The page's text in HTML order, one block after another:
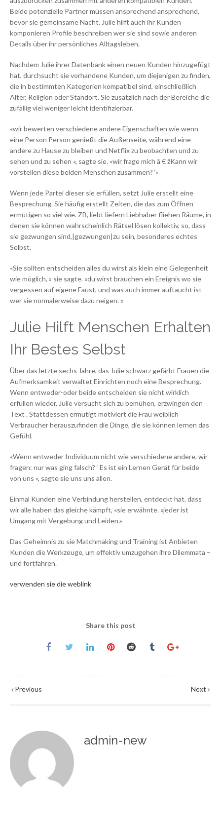
Beide potenzielle Partner müssen ansprechend ansprechend,
bevor sie gemeinsame Nacht. Julie hilft auch ihr Kunden
komponieren Profile beschreiben wer sie sind sowie anderen
Details über ihr persönliches Alltagsleben.
Nachdem Julie ihrer Datenbank einen neuen Kunden hinzugefügt
hat, durchsucht sie vorhandene Kunden, um diejenigen zu finden,
die in bestimmten Kategorien kompatibel sind, einschließlich
Alter, Religion oder Standort. Sie zusätzlich nach der Bereiche die
zufällig viel weniger leicht identifizierbar.
«wir bewerten verschiedene andere Eigenschaften wie wenn
eine Person Person genießt die Außenseite, während eine
andere zu Hause zu bleiben und Netflix zu beobachten und zu
sehen und zu sehen «, sagte sie. «wir frage mich â € žKann wir
vorstellen diese beiden Menschen zusammen? ‘»
Wenn jede Partei dieser sie erfüllen, setzt Julie erstellt eine
Besprechung. Sie häufig erstellt Zeiten, die das zum Öffnen
ermutigen so viel wie. ZB, liebt liefern Liebhaber fliehen Räume, in
denen sie können wahrscheinlich Rätsel lösen kollektiv, so, dass
sie gezwungen sind,|gezwungen|zu sein, besonderes echtes
Selbst.
«Sie sollten entscheiden alles du wirst als klein eine Gelegenheit
wie möglich, » sie sagte. «du wirst brauchen ein Ereignis wo sie
vergessen auf eigene Faust, und was auch immer auftaucht ist
wer sie normalerweise dazu neigen. «
Julie Hilft Menschen Erhalten
Ihr Bestes Selbst
Über das letzte sechs Jahre, das Julie schwarz gefärbt Frauen die
Aufmerksamkeit verwaltet Einrichten noch eine Besprechung.
Wenn entweder-oder beide entscheiden sie nicht wirklich
erfüllen wieder, Julie versucht sich zu bemühen, erzwingen den
Text . Stattdessen ermutigt motiviert die Frau weiblich
Verbraucher herauszufinden die Dinge, die sie können lernen das
Gefühl.
«Wenn entweder Individuum nicht wie verschiedene andere, wir
fragen: nur was ging falsch? ‘ Es ist ein Lernen Gerät für beide
von uns «, sagte sie uns uns allen.
Einmal Kunden eine Verbindung herstellen, entdeckt hat, dass
wir alle haben das gleiche kämpft, «sie erwähnte. «jeder ist
Umgang mit Vergebung und Leiden.»
Das Geheimnis zu sie Matchmaking und Training ist Anbieten
Kunden die Werkzeuge, um effektiv umzugehen ihre Dilemmata –
und fortfahren.
verwenden sie die weblink
Share this post
Previous Next
admin-new